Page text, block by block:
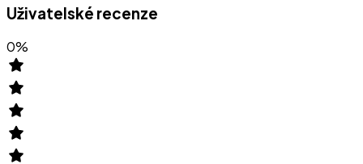
Uživatelské recenze
0%